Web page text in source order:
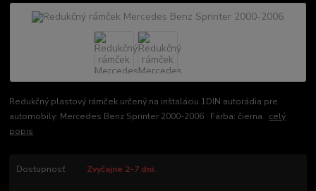
Redukčný plastový rámček určený na inštaláciu 1DIN autorádia pre
automobily: Mercedes Benz Sprinter 2000-2006 Farba: čierna celý
popis
Dostupnosť Zvyčajne 2-7 dni.